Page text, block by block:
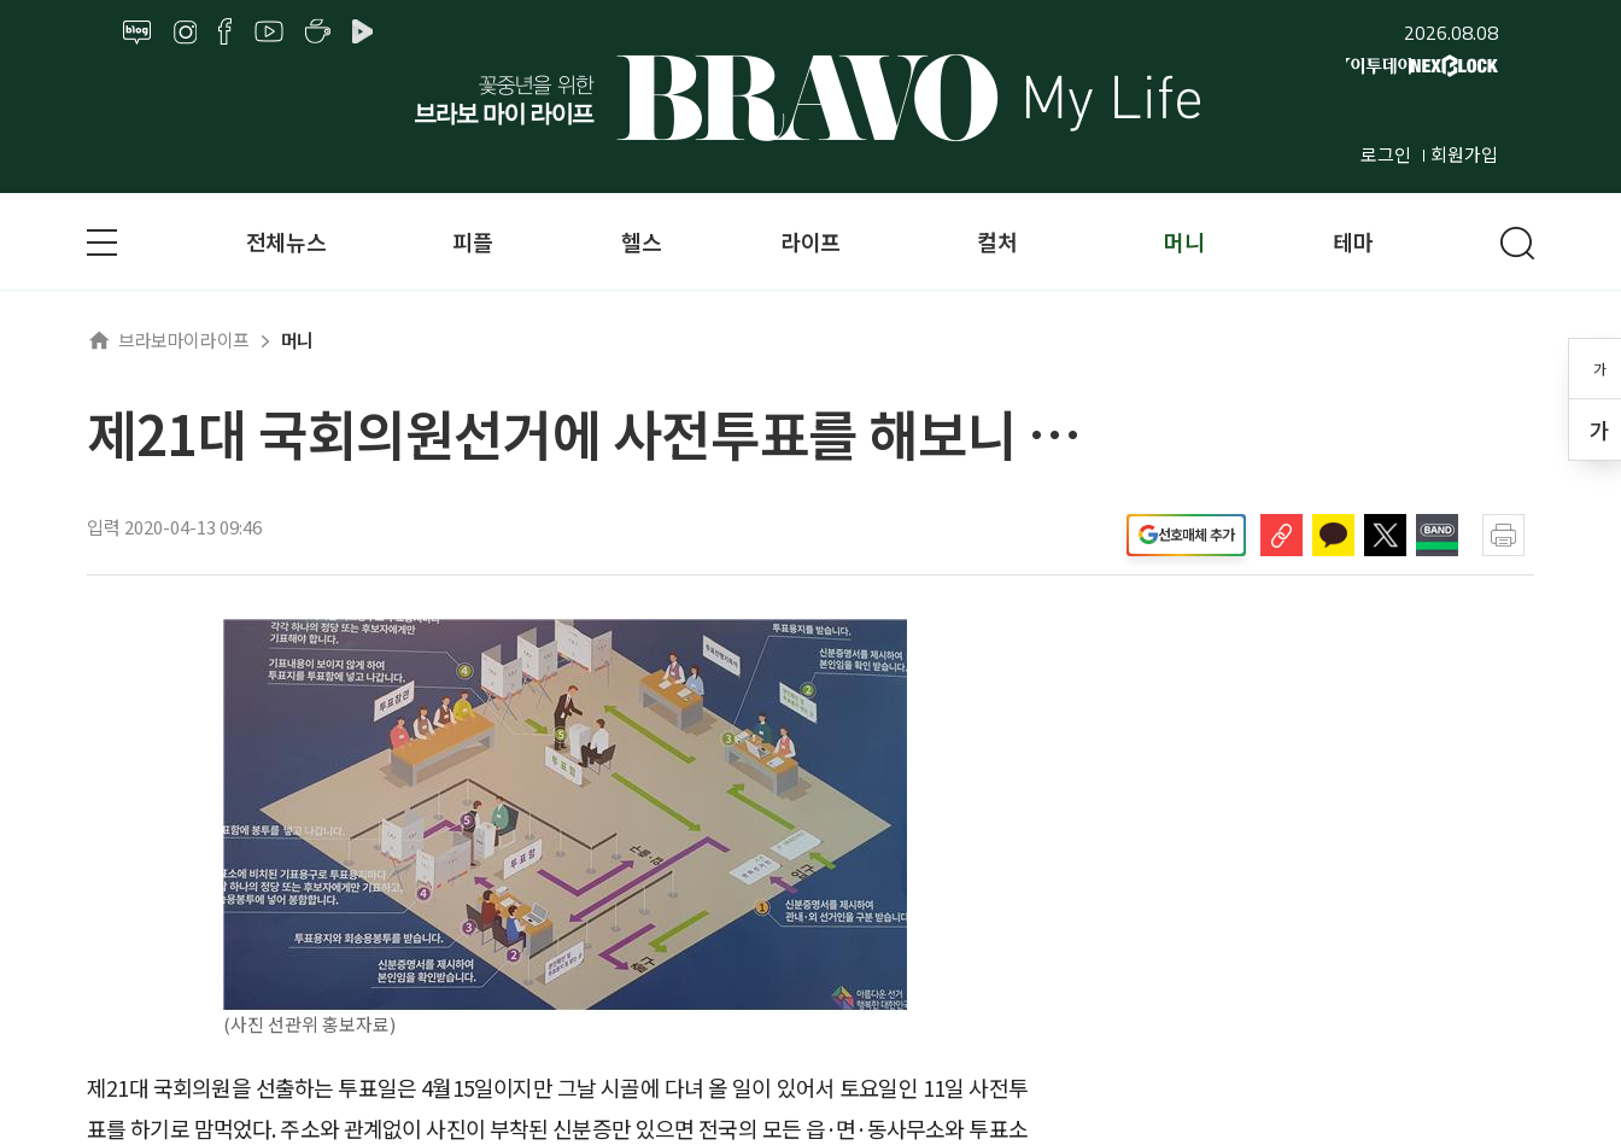
2026.08.08
로그인 회원가입
가
가
전체뉴스 피플 헬스 라이프 컬처 머니 테마
브라보마이라이프 머니
제21대 국회의원선거에 사전투표를 해보니 …
입력 2020-04-13 09:46 선호매체 추가
(사진 선관위 홍보자료)
제21대 국회의원을 선출하는 투표일은 4월15일이지만 그날 시골에 다녀 올 일이 있어서 토요일인 11일 사전투
표를 하기로 맘먹었다. 주소와 관계없이 사진이 부착된 신분증만 있으면 전국의 모든 읍·면·동사무소와 투표소